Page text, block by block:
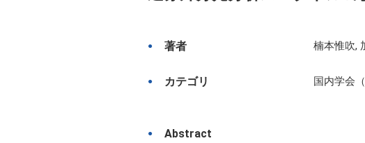
著者 楠本惟吹,
カテゴリ 国内学会
Abstract